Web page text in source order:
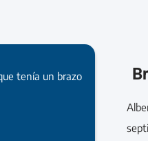
tenía un brazo